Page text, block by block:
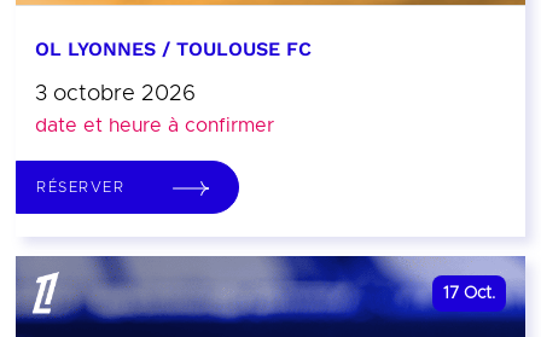
OL LYONNES / TOULOUSE FC
3 octobre 2026
date et heure à confirmer
RÉSERVER
17 Oct.